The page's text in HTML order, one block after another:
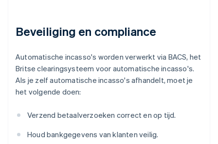
Beveiliging en compliance
Automatische incasso's worden verwerkt via BACS, het
Britse clearingsysteem voor automatische incasso's.
Als je zelf automatische incasso's afhandelt, moet je
het volgende doen:
Verzend betaalverzoeken correct en op tijd.
Houd bankgegevens van klanten veilig.